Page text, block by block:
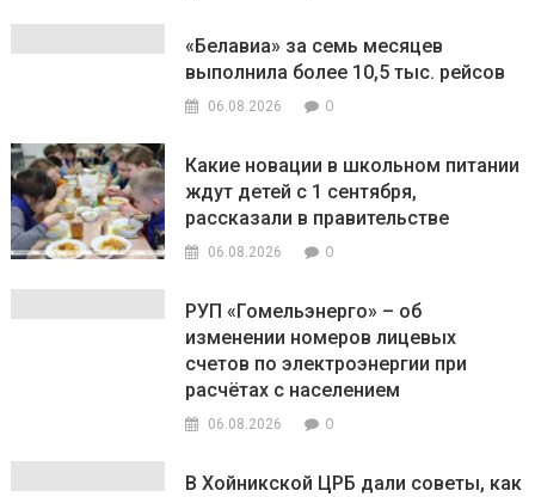
«Белавиа» за семь месяцев
выполнила более 10,5 тыс. рейсов
06.08.2026 0
Какие новации в школьном питании
ждут детей с 1 сентября,
рассказали в правительстве
06.08.2026 0
РУП «Гомельэнерго» – об
изменении номеров лицевых
счетов по электроэнергии при
расчётах с населением
06.08.2026 0
В Хойникской ЦРБ дали советы, как